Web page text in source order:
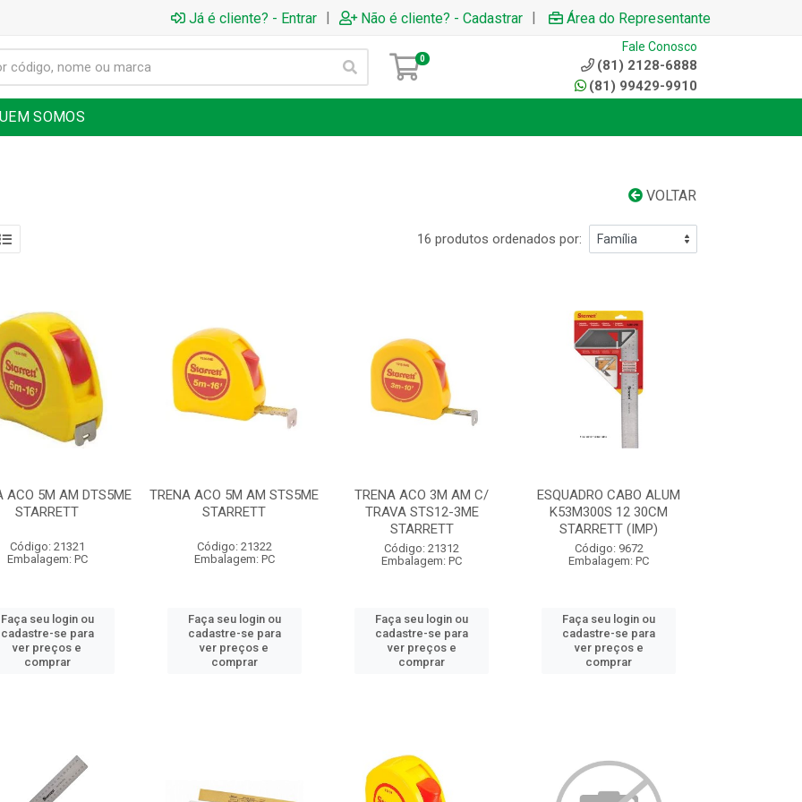
Já é cliente? - Entrar | Não é cliente? - Cadastrar | Área do Representante
0
Fale Conosco
(81) 2128-6888
(81) 99429-9910
SOMOS
VOLTAR
16 produtos ordenados por:
ACO 5M AM DTS5ME
STARRETT
Código: 21321
Embalagem: PC
Faça seu login ou
cadastre-se para
ver preços e
comprar
TRENA ACO 5M AM STS5ME
STARRETT
Código: 21322
Embalagem: PC
Faça seu login ou
cadastre-se para
ver preços e
comprar
TRENA ACO 3M AM C/
TRAVA STS12-3ME
STARRETT
Código: 21312
Embalagem: PC
Faça seu login ou
cadastre-se para
ver preços e
comprar
ESQUADRO CABO ALUM
K53M300S 12 30CM
STARRETT (IMP)
Código: 9672
Embalagem: PC
Faça seu login ou
cadastre-se para
ver preços e
comprar